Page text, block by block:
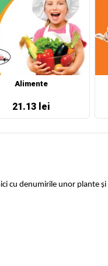
Alimente
21.13 lei
cu denumirile unor